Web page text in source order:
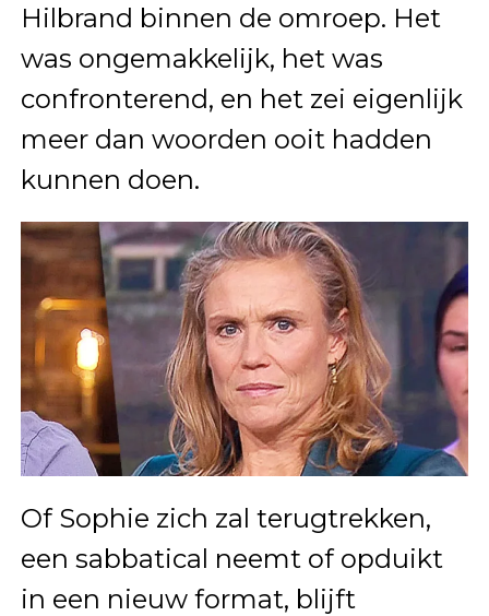
Hilbrand binnen de omroep. Het
was ongemakkelijk, het was
confronterend, en het zei eigenlijk
meer dan woorden ooit hadden
kunnen doen.
Of Sophie zich zal terugtrekken,
een sabbatical neemt of opduikt
in een nieuw format, blijft